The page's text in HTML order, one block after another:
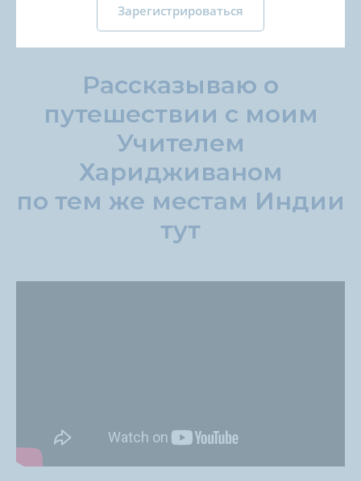
Рассказываю о
путешествии с моим
Учителем
Харидживаном
по тем же местам Индии
тут
Зарегистрироваться